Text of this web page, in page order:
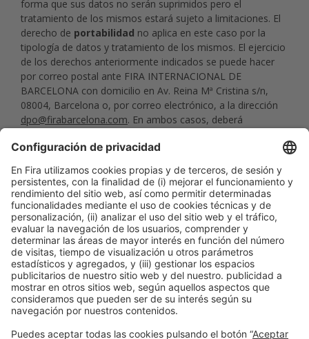
forma que sus datos no serán suprimidos pero el
tratamiento de los mismos estará sujeto a limitaciones. El
derecho de portabilidad no aplica en este caso por la
tipología de datos y tratamiento de los mismos. El ejercicio
de los derechos anteriormente indicados se puede hacer
por correo postal ante FIRA INTERNACIONAL DE
BARCELONA con domicilio en Av. Reina Mª Cristina s/n,
08004, Barcelona o, por correo electrónico, a la dirección
dpo@firabarcelona.com. En ambos casos, deberá
Datos”.
10. Contacto
Para cualquier consulta sobre el tratamiento de sus datos
puede ponerse en contacto con nuestro DPO en
dpo@firabarcelona.com. Asimismo, usted puede dirigir sus
reclamaciones derivadas del tratamiento de sus datos de
carácter personal ante la Autoridad Catalana de Protección
de Datos (apdcat.gencat.cat).